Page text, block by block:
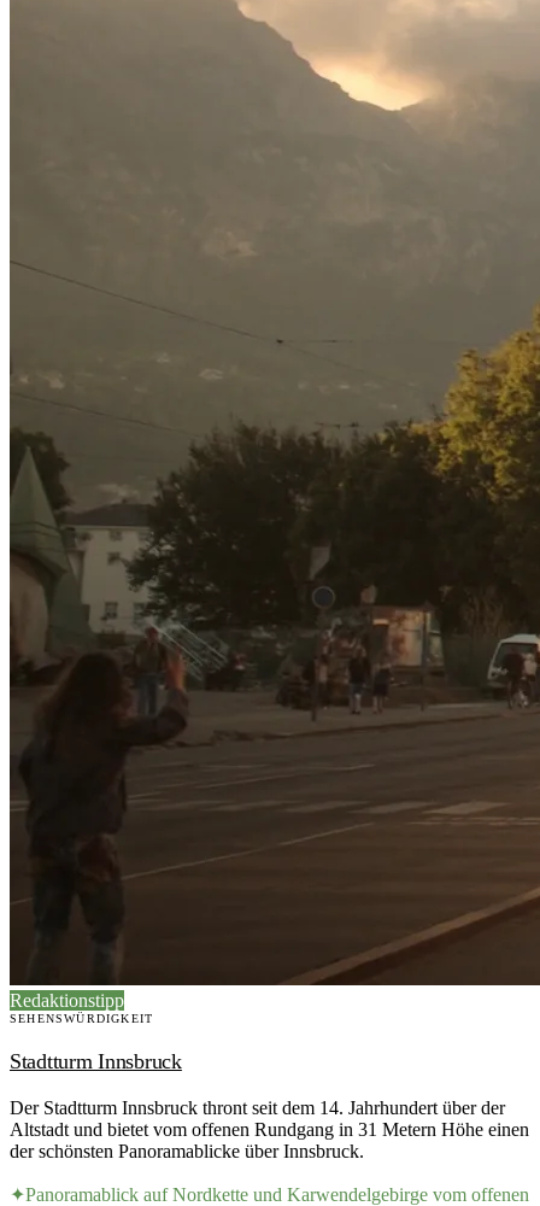
Redaktionstipp
SEHENSWÜRDIGKEIT
Stadtturm Innsbruck
Der Stadtturm Innsbruck thront seit dem 14. Jahrhundert über der
Altstadt und bietet vom offenen Rundgang in 31 Metern Höhe einen
der schönsten Panoramablicke über Innsbruck.
✦Panoramablick auf Nordkette und Karwendelgebirge vom offenen